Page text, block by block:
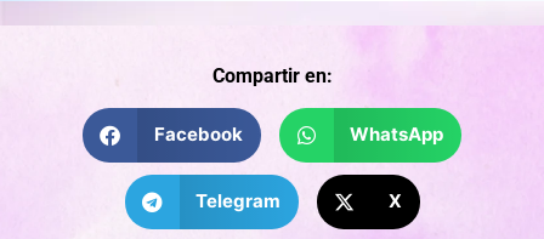
Compartir en:
Facebook WhatsApp
Telegram X